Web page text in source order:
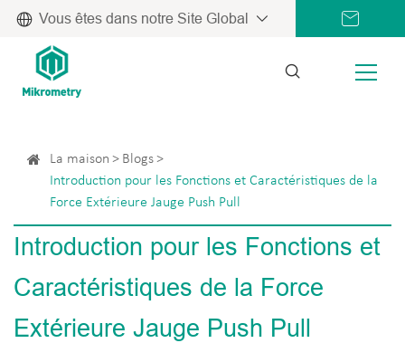
Vous êtes dans notre Site Global
La maison
Blogs
Introduction pour les Fonctions et Caractéristiques de la
Force Extérieure Jauge Push Pull
Introduction pour les Fonctions et
Caractéristiques de la Force
Extérieure Jauge Push Pull